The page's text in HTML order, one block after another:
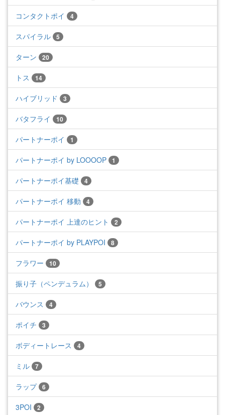
コンタクトポイ 4
スパイラル 5
ターン 20
トス 14
ハイブリッド 3
バタフライ 10
パートナーポイ 1
パートナーポイ by LOOOOP 1
パートナーポイ基礎 4
パートナーポイ 移動 4
パートナーポイ 上達のヒント 2
パートナーポイ by PLAYPOI 8
フラワー 10
振り子（ペンデュラム） 5
バウンス 4
ポイチ 3
ボディートレース 4
ミル 7
ラップ 6
3POI 2